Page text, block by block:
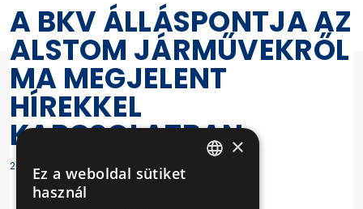
A BKV ÁLLÁSPONTJA AZ
ALSTOM JÁRMŰVEKRŐL
MA MEGJELENT
HÍREKKEL
KAPCSOLATBAN
2010-06-18 15:55:27
×
Ez a weboldal sütiket
használ